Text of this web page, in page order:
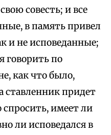
совесть; и все
в память привел
и не исповеданные;
говорить по
как что было,
ставленник придет
спросить, имеет ли
ли исповедался в